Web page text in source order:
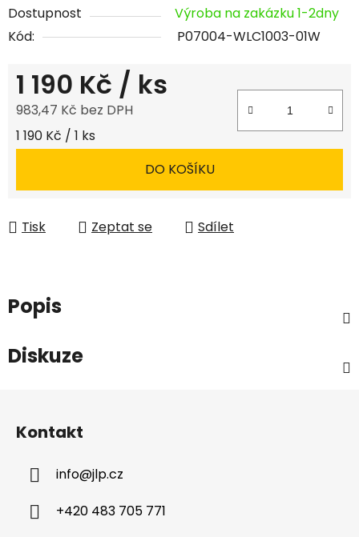
Dostupnost
Výroba na zakázku 1-2dny
Kód:
P07004-WLC1003-01W
1 190 Kč / ks
983,47 Kč bez DPH
Měrná cena:
1 190 Kč / 1 ks
DO KOŠÍKU
Tisk Zeptat se Sdílet
Popis
Diskuze
Kontakt
info@jlp.cz
+420 483 705 771